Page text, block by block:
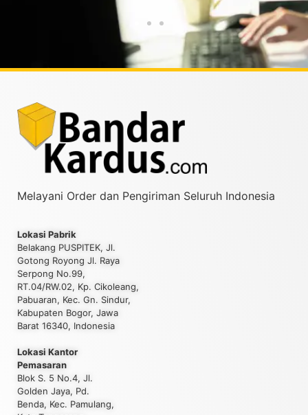
Melayani Order dan Pengiriman Seluruh Indonesia
Lokasi Pabrik
Belakang PUSPITEK, Jl.
Gotong Royong Jl. Raya
Serpong No.99,
RT.04/RW.02, Kp. Cikoleang,
Pabuaran, Kec. Gn. Sindur,
Kabupaten Bogor, Jawa
Barat 16340, Indonesia
Lokasi Kantor
Pemasaran
Blok S. 5 No.4, Jl.
Golden Jaya, Pd.
Benda, Kec. Pamulang,